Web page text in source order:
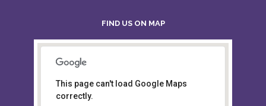
FIND US ON MAP
Board of Intermediate &
Secondary Education, Alampur,
This page can't load Google Maps
correctly.